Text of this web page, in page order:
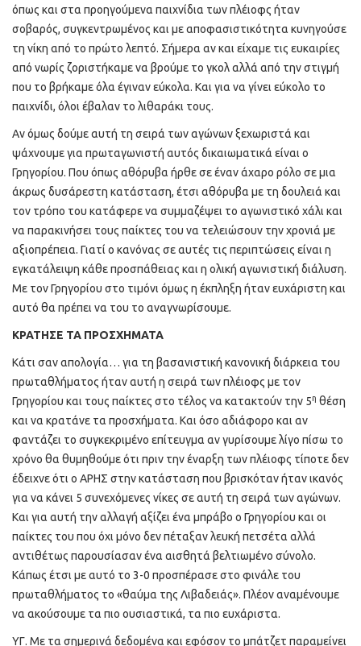
όπως και στα προηγούμενα παιχνίδια των πλέιοφς ήταν
σοβαρός, συγκεντρωμένος και με αποφασιστικότητα κυνηγούσε
τη νίκη από το πρώτο λεπτό. Σήμερα αν και είχαμε τις ευκαιρίες
από νωρίς ζοριστήκαμε να βρούμε το γκολ αλλά από την στιγμή
που το βρήκαμε όλα έγιναν εύκολα. Και για να γίνει εύκολο το
παιχνίδι, όλοι έβαλαν το λιθαράκι τους.
Αν όμως δούμε αυτή τη σειρά των αγώνων ξεχωριστά και
ψάχνουμε για πρωταγωνιστή αυτός δικαιωματικά είναι ο
Γρηγορίου. Που όπως αθόρυβα ήρθε σε έναν άχαρο ρόλο σε μια
άκρως δυσάρεστη κατάσταση, έτσι αθόρυβα με τη δουλειά και
τον τρόπο του κατάφερε να συμμαζέψει το αγωνιστικό χάλι και
να παρακινήσει τους παίκτες του να τελειώσουν την χρονιά με
αξιοπρέπεια. Γιατί ο κανόνας σε αυτές τις περιπτώσεις είναι η
εγκατάλειψη κάθε προσπάθειας και η ολική αγωνιστική διάλυση.
Με τον Γρηγορίου στο τιμόνι όμως η έκπληξη ήταν ευχάριστη και
αυτό θα πρέπει να του το αναγνωρίσουμε.
ΚΡΑΤΗΣΕ ΤΑ ΠΡΟΣΧΗΜΑΤΑ
Κάτι σαν απολογία… για τη βασανιστική κανονική διάρκεια του
πρωταθλήματος ήταν αυτή η σειρά των πλέιοφς με τον
Γρηγορίου και τους παίκτες στο τέλος να κατακτούν την 5η θέση
και να κρατάνε τα προσχήματα. Και όσο αδιάφορο και αν
φαντάζει το συγκεκριμένο επίτευγμα αν γυρίσουμε λίγο πίσω το
χρόνο θα θυμηθούμε ότι πριν την έναρξη των πλέιοφς τίποτε δεν
έδειχνε ότι ο ΑΡΗΣ στην κατάσταση που βρισκόταν ήταν ικανός
για να κάνει 5 συνεχόμενες νίκες σε αυτή τη σειρά των αγώνων.
Και για αυτή την αλλαγή αξίζει ένα μπράβο ο Γρηγορίου και οι
παίκτες του που όχι μόνο δεν πέταξαν λευκή πετσέτα αλλά
αντιθέτως παρουσίασαν ένα αισθητά βελτιωμένο σύνολο.
Κάπως έτσι με αυτό το 3-0 προσπέρασε στο φινάλε του
πρωταθλήματος το «θαύμα της Λιβαδειάς». Πλέον αναμένουμε
να ακούσουμε τα πιο ουσιαστικά, τα πιο ευχάριστα.
ΥΓ. Με τα σημερινά δεδομένα και εφόσον το μπάτζετ παραμείνει